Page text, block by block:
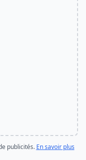
publicités. En savoir plus